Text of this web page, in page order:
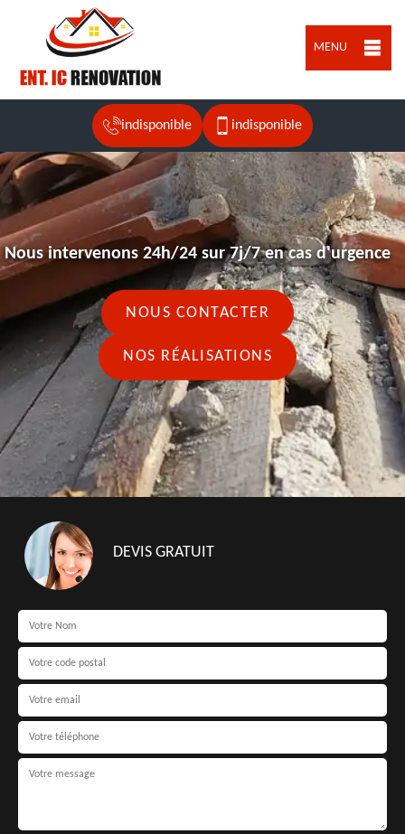
MENU
indisponible indisponible
Nous intervenons 24h/24 sur 7j/7 en cas d'urgence
NOUS CONTACTER
NOS RÉALISATIONS
DEVIS GRATUIT